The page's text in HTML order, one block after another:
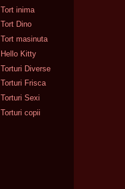
Tort inima
Tort Dino
Tort masinuta
Hello Kitty
Torturi Diverse
Torturi Frisca
Torturi Sexi
Torturi copii